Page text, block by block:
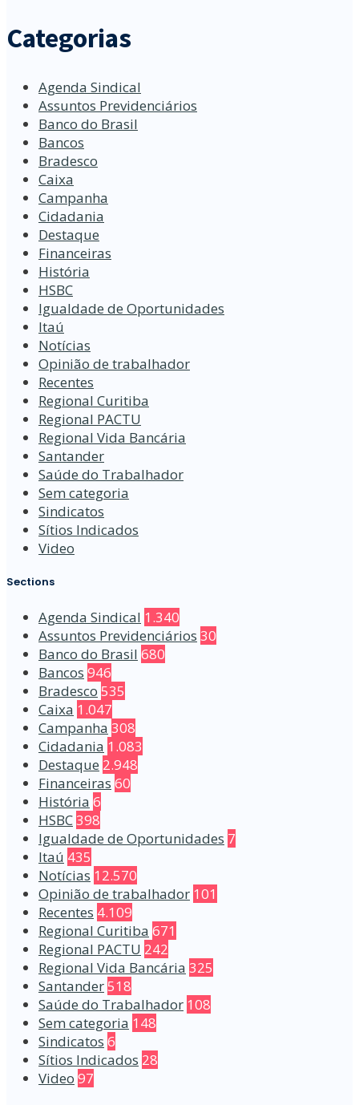
Categorias
Agenda Sindical
Assuntos Previdenciários
Banco do Brasil
Bancos
Bradesco
Caixa
Campanha
Cidadania
Destaque
Financeiras
História
HSBC
Igualdade de Oportunidades
Itaú
Notícias
Opinião de trabalhador
Recentes
Regional Curitiba
Regional PACTU
Regional Vida Bancária
Santander
Saúde do Trabalhador
Sem categoria
Sindicatos
Sítios Indicados
Video
Sections
Agenda Sindical 1.340
Assuntos Previdenciários 30
Banco do Brasil 680
Bancos 946
Bradesco 535
Caixa 1.047
Campanha 308
Cidadania 1.083
Destaque 2.948
Financeiras 60
História 6
HSBC398
Igualdade de Oportunidades 7
Itaú 435
Notícias 12.570
Opinião de trabalhador 101
Recentes 4.109
Regional Curitiba 671
Regional PACTU 242
Regional Vida Bancária 325
Santander518
Saúde do Trabalhador 108
Sem categoria 148
Sindicatos 6
Sítios Indicados 28
Video 97